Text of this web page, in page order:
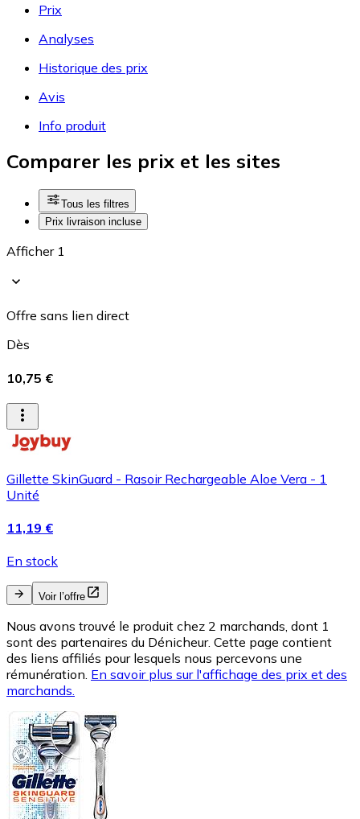
Prix
Analyses
Historique des prix
Avis
Info produit
Comparer les prix et les sites
Tous les filtres
Prix livraison incluse
Afficher 1
Offre sans lien direct
Dès
10,75 €
Gillette SkinGuard - Rasoir Rechargeable Aloe Vera - 1
Unité
11,19 €
En stock
Voir l’offre
Nous avons trouvé le produit chez 2 marchands, dont 1
sont des partenaires du Dénicheur. Cette page contient
des liens affiliés pour lesquels nous percevons une
rémunération. En savoir plus sur l'affichage des prix et des
marchands.